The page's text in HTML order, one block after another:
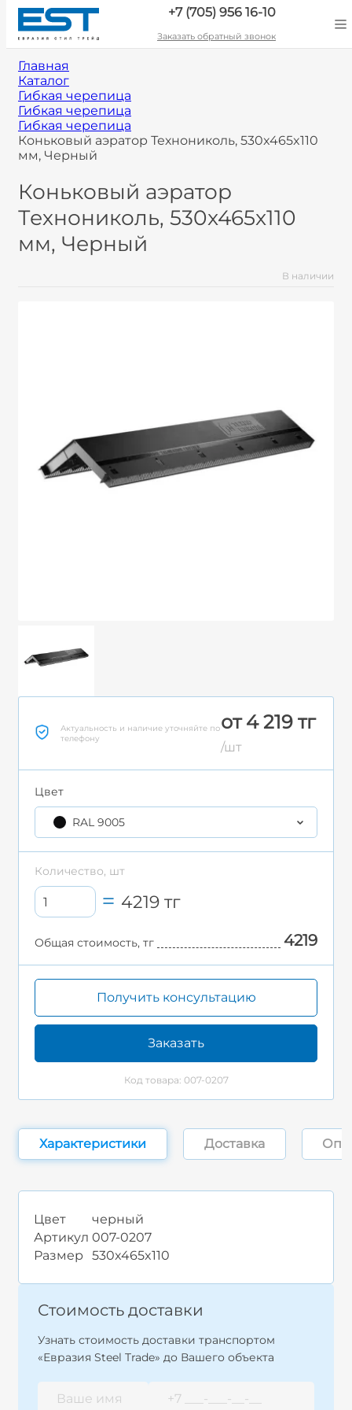
+7 (705) 956 16-10
Заказать обратный звонок
Главная
Каталог
Гибкая черепица
Гибкая черепица
Гибкая черепица
Коньковый аэратор Технониколь, 530x465x110
мм, Черный
Коньковый аэратор
Технониколь, 530x465x110
мм, Черный
В наличии
Актуальность и наличие уточняйте по
телефону
от 4 219 тг
/шт
Цвет
RAL 9005
Количество, шт
4219тг
Общая стоимость, тг 4219
Получить консультацию
Заказать
Код товара: 007-0207
Характеристики Доставка
Цвет
черный
Артикул 007-0207
Размер
530x465x110
Стоимость доставки
Узнать стоимость доставки транспортом
«Евразия Steel Trade» до Вашего объекта